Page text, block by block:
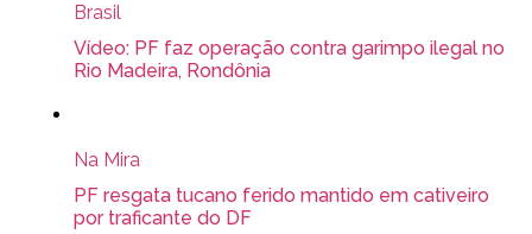
Brasil
Vídeo: PF faz operação contra garimpo ilegal no
Rio Madeira, Rondônia
Na Mira
PF resgata tucano ferido mantido em cativeiro
por traficante do DF